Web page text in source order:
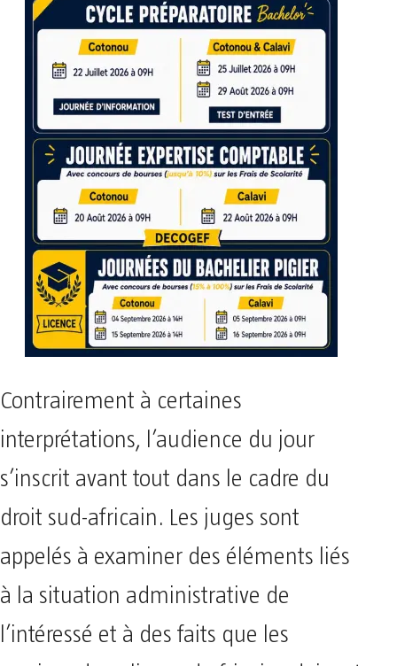
Contrairement à certaines
interprétations, l’audience du jour
s’inscrit avant tout dans le cadre du
droit sud-africain. Les juges sont
appelés à examiner des éléments liés
à la situation administrative de
l’intéressé et à des faits que les